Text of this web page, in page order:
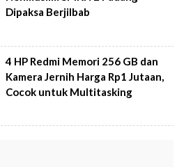
Dipaksa Berjilbab
4 HP Redmi Memori 256 GB dan
Kamera Jernih Harga Rp1 Jutaan,
Cocok untuk Multitasking